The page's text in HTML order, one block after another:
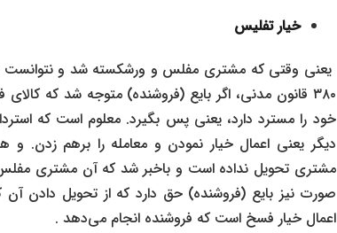
خیار تفلیس
یعنی وقتی که مشتری مفلس و ورشکسته شد و نتوانست
۳۸۰ قانون مدنی، اگر بایع (فروشنده) متوجه شد که
خود را مسترد دارد، یعنی پس بگیرد. معلوم است که
دیگر یعنی اعمال خیار نمودن و معامله را برهم زدن. و
مشتری تحویل نداده است و باخبر شد که آن مشتری
صورت نیز بایع (فروشنده) حق دارد که از تحویل دادن
اعمال خیار فسخ است که فروشنده انجام می‌دهد .